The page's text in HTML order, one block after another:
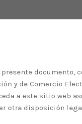
documento,
de Comercio
a este sitio web
otra disposición